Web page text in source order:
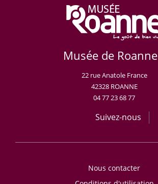
Musée de Roanne
22 rue Anatole France
42328 ROANNE
04 77 23 68 77
Suivez-nous
Nous contacter